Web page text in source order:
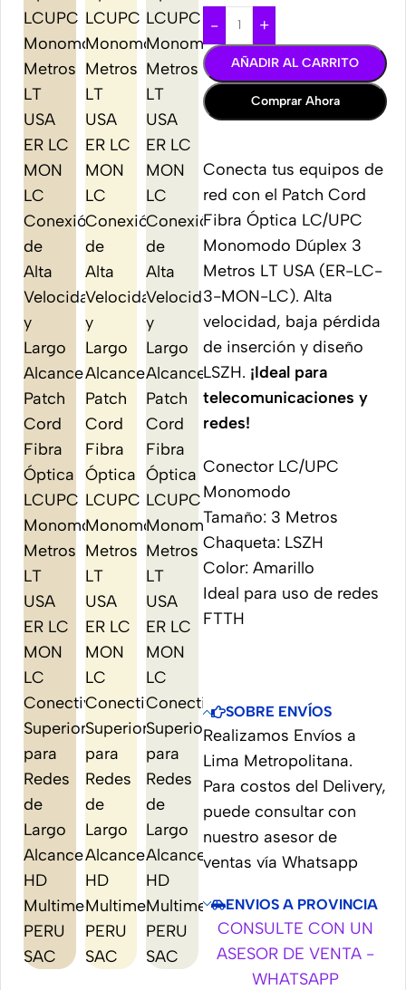
- +
AÑADIR AL CARRITO
Comprar Ahora
Conecta tus equipos de
red con el Patch Cord
Fibra Óptica LC/UPC
Monomodo Dúplex 3
Metros LT USA (ER-LC-
3-MON-LC). Alta
velocidad, baja pérdida
de inserción y diseño
LSZH. ¡Ideal para
telecomunicaciones y
redes!
Conector LC/UPC
Monomodo
Tamaño: 3 Metros
Chaqueta: LSZH
Color: Amarillo
Ideal para uso de redes
FTTH
SOBRE ENVÍOS
Realizamos Envíos a
Lima Metropolitana.
Para costos del Delivery,
puede consultar con
nuestro asesor de
ventas vía Whatsapp
ENVIOS A PROVINCIA
CONSULTE CON UN
ASESOR DE VENTA -
WHATSAPP